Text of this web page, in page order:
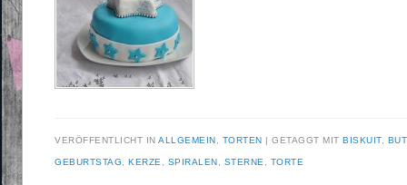
VERÖFFENTLICHT INALLGEMEIN TORTEN GETAGGT MITBISKUIT,
GEBURTSTAG ,KERZE SPIRALEN STERNE TORTE